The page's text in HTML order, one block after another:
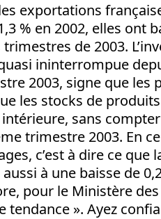
exportations
% en 2002, elles ont
de 2003.
ininterrompue
2003, signe que les
les stocks de
sans
trimestre 2003. En
c’est à dire ce que
à une baisse de
pour le Ministère
tendance ». Ayez